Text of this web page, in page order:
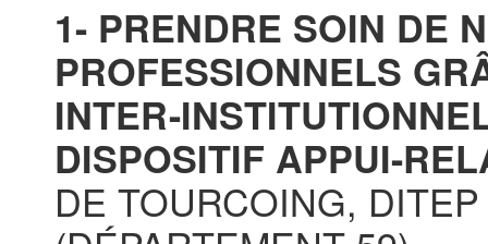
1- PRENDRE SOIN DE
PROFESSIONNELS
INTER-
DISPOSITIF APPUI-
DE TOURCOING,